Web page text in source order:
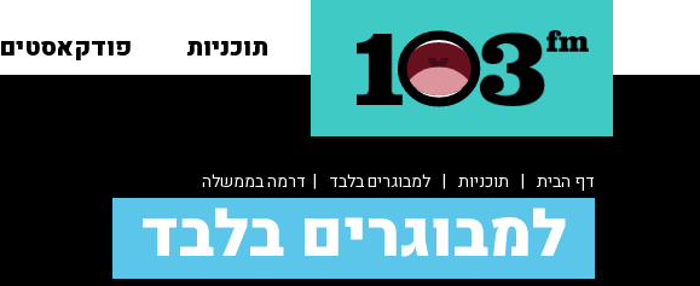
תוכניות פודקאסטים
דף הבית | תוכניות | למבוגרים בלבד | דרמה בממשלה
למבוגרים בלבד